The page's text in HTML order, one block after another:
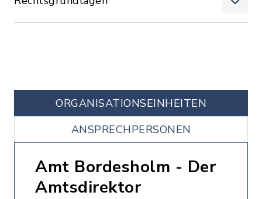
ORGANISATIONS­EINHEITEN
ANSPRECHPERSONEN
Amt Bordesholm - Der
Amtsdirektor